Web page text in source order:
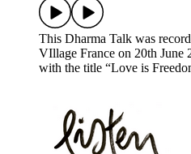
This Dharma Talk was
VIllage France on 20th June
with the title “Love is